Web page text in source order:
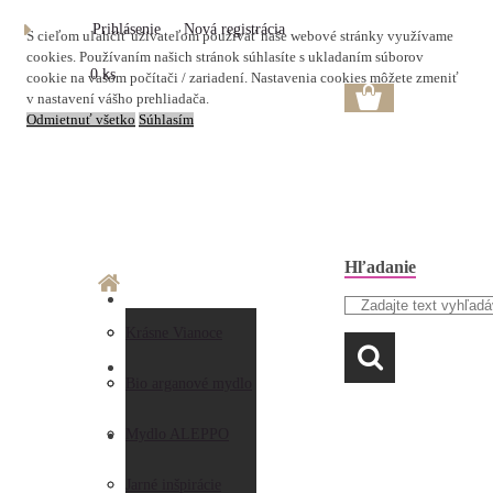
S cieľom uľahčiť užívateľom používať naše webové stránky využívame
cookies. Používaním našich stránok súhlasíte s ukladaním súborov
cookie na vašom počítači / zariadení. Nastavenia cookies môžete zmeniť
v nastavení vášho prehliadača.
Odmietnuť všetko Súhlasím
Hľadanie
Prihlásenie Nová registrácia
0 ks